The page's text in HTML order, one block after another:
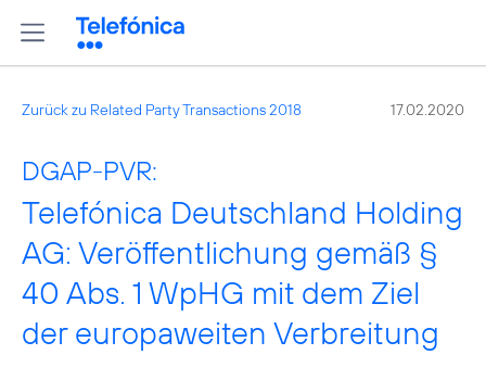
Zurück zu Related Party Transactions 2018 17.02.2020
DGAP-PVR:
Telefónica Deutschland Holding
AG: Veröffentlichung gemäß §
40 Abs. 1 WpHG mit dem Ziel
der europaweiten Verbreitung